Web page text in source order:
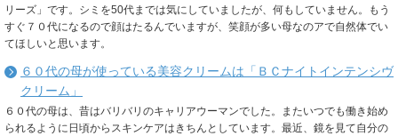
リーズ」です。シミを50代までは気にしていましたが、何もしていません。もう
すぐ７０代になるので顔はたるんでいますが、笑顔が多い母なのアで自然体でい
てほしいと思います。
６０代の母が使っている美容クリームは「ＢＣナイトインテンシヴ
クリーム」
６０代の母は、昔はバリバリのキャリアウーマンでした。またいつでも働き始め
られるように日頃からスキンケアはきちんとしています。最近、鏡を見て自分の